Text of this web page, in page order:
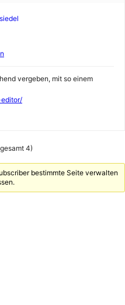
vergeben, mit so einem
4)
bestimmte Seite verwalten